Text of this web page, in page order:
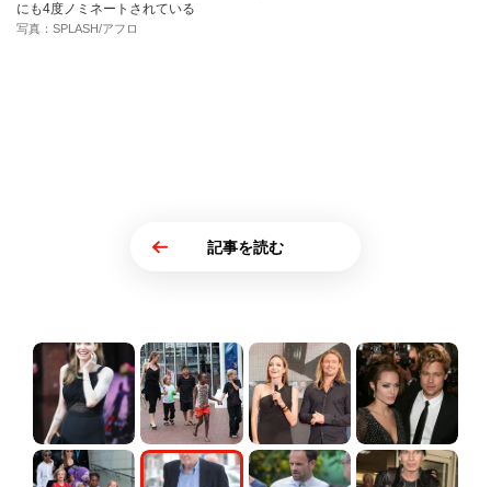
にも4度ノミネートされている
写真：SPLASH/アフロ
記事を読む